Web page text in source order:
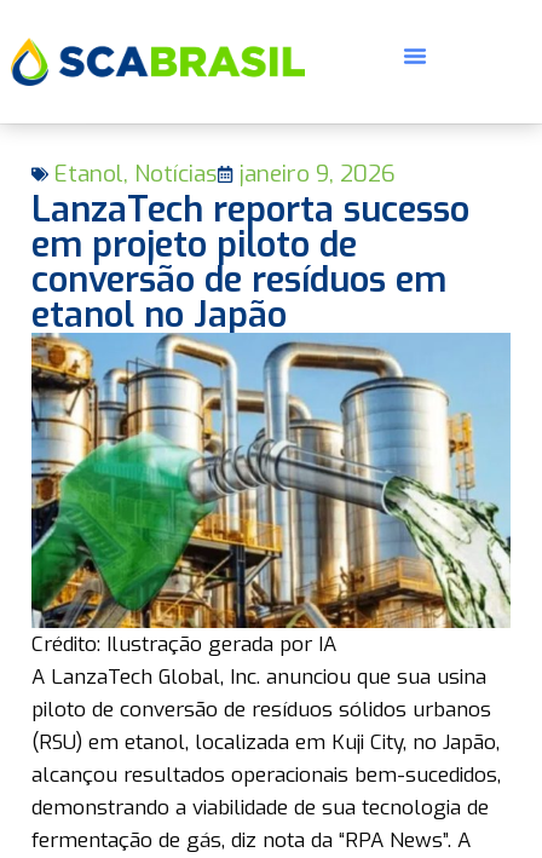
Etanol, Notícias janeiro 9, 2026
LanzaTech reporta sucesso
em projeto piloto de
conversão de resíduos em
etanol no Japão
Crédito: Ilustração gerada por IA
A LanzaTech Global, Inc. anunciou que sua usina
piloto de conversão de resíduos sólidos urbanos
(RSU) em etanol, localizada em Kuji City, no Japão,
alcançou resultados operacionais bem-sucedidos,
demonstrando a viabilidade de sua tecnologia de
fermentação de gás, diz nota da “RPA News”. A